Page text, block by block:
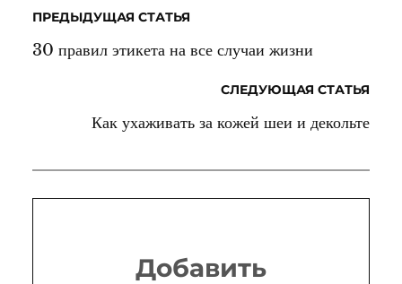
ПРЕДЫДУЩАЯ СТАТЬЯ
30 правил этикета на все случаи жизни
СЛЕДУЮЩАЯ СТАТЬЯ
Как ухаживать за кожей шеи и декольте
Добавить